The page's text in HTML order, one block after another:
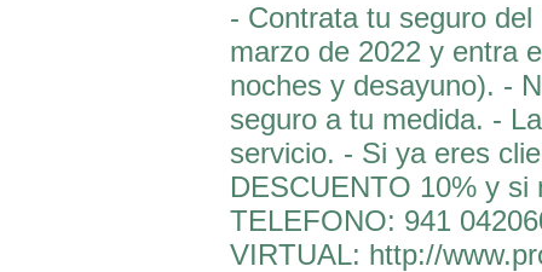
- Contrata tu seguro
marzo de 2022 y entra
noches y desayuno). -
seguro a tu medida. -
servicio. - Si ya eres
DESCUENTO 10% y
TELEFONO: 941
VIRTUAL: http://